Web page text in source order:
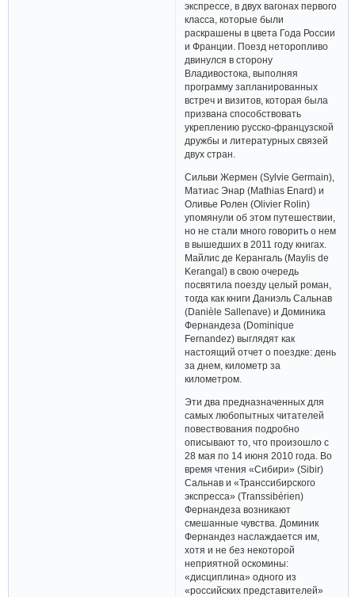
экспрессе, в двух вагонах первого
класса, которые были
раскрашены в цвета Года России
и Франции. Поезд неторопливо
двинулся в сторону
Владивостока, выполняя
программу запланированных
встреч и визитов, которая была
призвана способствовать
укреплению русско-французской
дружбы и литературных связей
двух стран.
Сильви Жермен (Sylvie Germain),
Матиас Энар (Mathias Enard) и
Оливье Ролен (Olivier Rolin)
упомянули об этом путешествии,
но не стали много говорить о нем
в вышедших в 2011 году книгах.
Майлис де Керангаль (Maylis de
Kerangal) в свою очередь
посвятила поезду целый роман,
тогда как книги Даниэль Сальнав
(Danièle Sallenave) и Доминика
Фернандеза (Dominique
Fernandez) выглядят как
настоящий отчет о поездке: день
за днем, километр за
километром.
Эти два предназначенных для
самых любопытных читателей
повествования подробно
описывают то, что произошло с
28 мая по 14 июня 2010 года. Во
время чтения «Сибири» (Sibir)
Сальнав и «Транссибирского
экспресса» (Transsibérien)
Фернандеза возникают
смешанные чувства. Доминик
Фернандез наслаждается им,
хотя и не без некоторой
неприятной оскомины:
«дисциплина» одного из
«российских представителей»